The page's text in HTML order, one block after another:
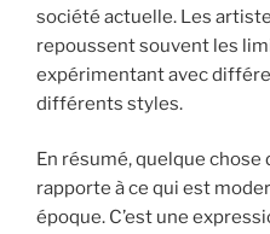
société actuelle. Les
repoussent souvent les
expérimentant avec
différents styles.
En résumé, quelque
rapporte à ce qui est
époque. C’est une